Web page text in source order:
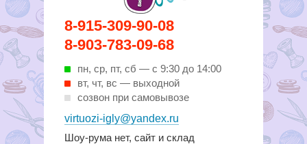
8-915-309-90-08
8-903-783-09-68
пн, ср, пт, cб — с 9:30 до 14:00
вт, чт, вс — выходной
созвон при самовывозе
virtuozi-igly@yandex.ru
Шоу-рума нет, сайт и склад
Вирутозы иглы. Товары для
шитья и рукоделья